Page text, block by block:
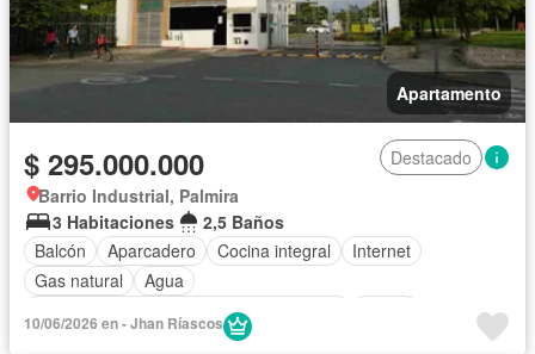
Apartamento
$ 295.000.000
Destacado
Barrio Industrial, Palmira
3 Habitaciones
2,5 Baños
Balcón
Aparcadero Cocina integral
Internet
Gas natural
Agua
Acceso para personas con discapacidad
Caseta de vigilancia
10/06/2026 en - Jhan Ríascos